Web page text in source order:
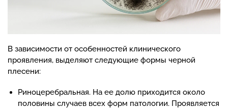
В зависимости от особенностей клинического
проявления, выделяют следующие формы черной
плесени:
Риноцеребральная. На ее долю приходится около
половины случаев всех форм патологии. Проявляется